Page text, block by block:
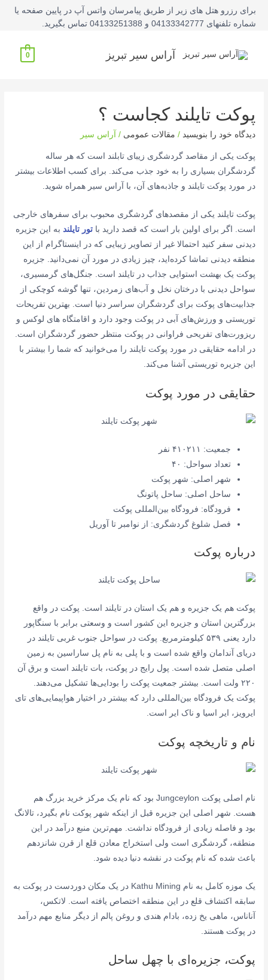
برای رزرو هتل های زیر از طریق پیامرسان واتس آپ در پایین صفحه یا
شماره تلفنهای 04133342777 و 04133251388 تماس بگیرید.
آراس سیر تبریز 0
پوکت تایلند کجاست ؟
دیدگاه‌ خود را بنویسید / مقالات عمومی / آراس سیر
پوکت یکی از مقاصد گردشگری زیبای تابلند است که هر ساله
گردشگران بسیاری را به خود جذب می‌کند. برای کسب اطلاعات بیشتر
در مورد پوکت تایلند و جاذبه‌های آن، با آراس سیر همراه شوید.
پوکت تایلند یکی از مقصدهای گردشگری محبوب برای سفرهای خارجی
است. اگر برای اولین بار است که قصد دارید باتور تایلند به این جزیره
دیدنی سفر کنید احتمالا غیر از تصاویر زیبایی که در اینستاگرام از این
منطقه دیدنی تماشا کرده‌اید، چیز زیادی در مورد آن نمی‌دانید. جزیره
پوکت یک بهشت استوایی جذاب در تایلند است. جنگل‌های گرمسیری،
سواحل دیدنی با درختان نخل و آب‌های زمردین، تنها گوشه کوچکی از
جذابیت‌های پوکت برای گردشگران سراسر دنیا است. بهترین تفریحات
توریستی و ورزش‌های آبی در پوکت وجود دارد و اقامتگاه های لوکس و
ریزورت‌های تفریحی فراوانی در پوکت منتظر حضور گردشگران است.
در ادامه حقایقی در مورد پوکت تایلند را می‌خوانید که شما را بیشتر با
این جزیره توریستی آشنا می‌کند.
حقایقی در مورد پوکت
جمعیت: ۴۱۰۲۱۱ نفر
تعداد سواحل: ۴۰
شهر اصلی: شهر پوکت
ساحل اصلی: ساحل پاتونگ
فرودگاه: فرودگاه بین‌المللی پوکت
فصل شلوغ گردشگری: از نوامبر تا آوریل
درباره پوکت
پوکت هم یک جزیره و هم یک استان در تایلند است. پوکت در واقع
بزرگترین استان و جزیره این کشور است و وسعتی برابر با سنگاپور
دارد یعنی ۵۳۹ کیلومترمربع. پوکت در سواحل جنوب غربی تایلند در
دریای آندامان واقع شده است و با پلی به نام پل ساراسین به زمین
اصلی متصل شده است. پول رایج در پوکت، بات تایلند است و برق آن
۲۲۰ ولت است. بیشتر جمعیت پوکت را بودایی‌ها تشکیل می‌دهند.
پوکت یک فرودگاه بین‌المللی دارد که بیشتر در اختیار هواپیمایی‌های تای
ایرویز، ایر اسیا و ناک ایر است.
نام و تاریخچه پوکت
نام اصلی پوکت Jungceylon بود که نام یک مرکز خرید بزرگ هم
هست. شهر اصلی این جزیره قبل از اینکه شهر پوکت نام بگیرد، تالانگ
بود و فاصله زیادی از فرودگاه نداشت. مهم‌ترین منبع درآمد در این
منطقه، گردشگری است ولی استخراج معادن قلع از قرن شانزدهم
باعث شده که نام پوکت در نقشه دنیا دیده شود.
یک موزه کامل به نام Kathu Mining در یک مکان دوردست در پوکت به
سابقه اکتشاف قلع در این منطقه اختصاص یافته است. لاتکس،
آناناس، ماهی یخ زده، بادام هندی و روغن پالم از دیگر منابع مهم درآمد
در پوکت هستند.
پوکت، جزیره‌ای با چهل ساحل